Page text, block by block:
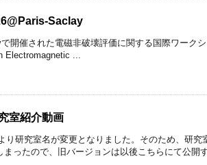
Saclay
開催された電磁非破壊評価に関する国際ワーク
Electromagnetic ...
室紹介動画
り研究室名が変更となりました。そのため、研究
まったので、旧バージョンは以後こちらにて公開